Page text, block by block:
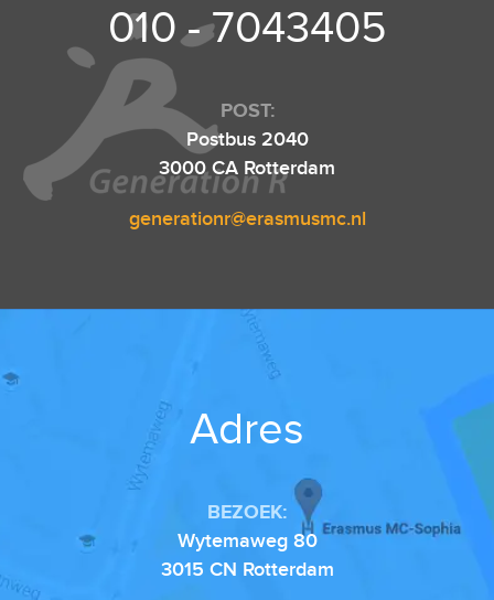
010 - 7043405
POST:
Postbus 2040
3000 CA Rotterdam
generationr@erasmusmc.nl
Adres
BEZOEK:
Wytemaweg 80
3015 CN Rotterdam